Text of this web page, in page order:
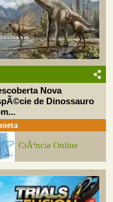
Nova
de Dinossauro
CiÃªncia Online